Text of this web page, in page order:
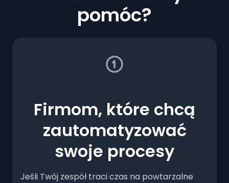
pomóc?
Firmom, które chcą
zautomatyzować
swoje procesy
Jeśli Twój zespół traci czas na powtarzalne